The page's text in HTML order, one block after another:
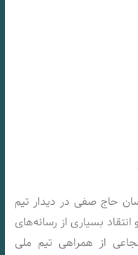
حاج صفی در دیدار تیم
بسیاری از رسانه‌های
از همراهی تیم ملی